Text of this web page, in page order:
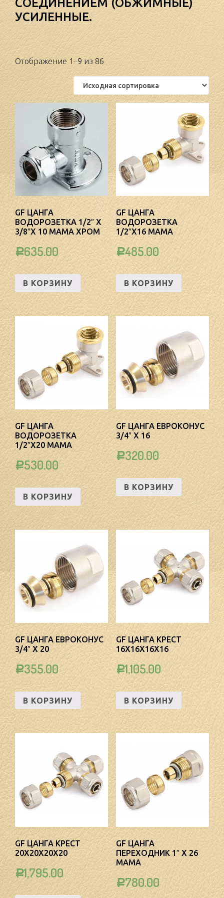
СОЕДИНЕНИЕМ (ОБЖИМНЫЕ)
УСИЛЕННЫЕ.
Отображение 1–9 из 86
GF ЦАНГА
ВОДОРОЗЕТКА 1/2″ Х
3/8″Х 10 МАМА ХРОМ
Р635.00
В КОРЗИНУ
GF ЦАНГА
ВОДОРОЗЕТКА
1/2″Х16 МАМА
Р485.00
В КОРЗИНУ
GF ЦАНГА
ВОДОРОЗЕТКА
1/2″Х20 МАМА
Р530.00
В КОРЗИНУ
GF ЦАНГА ЕВРОКОНУС
3/4″ Х 16
Р320.00
В КОРЗИНУ
GF ЦАНГА ЕВРОКОНУС
3/4″ Х 20
Р355.00
В КОРЗИНУ
GF ЦАНГА КРЕСТ
16Х16Х16Х16
Р1,105.00
В КОРЗИНУ
GF ЦАНГА КРЕСТ
20Х20Х20Х20
Р1,795.00
GF ЦАНГА
ПЕРЕХОДНИК 1″ Х 26
МАМА
Р780.00